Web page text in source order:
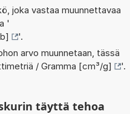
joka vastaa muunnettavaa
'
'.
arvo muunnetaan, tässä
/ Gramma [cm³/g] '.
täyttä tehoa